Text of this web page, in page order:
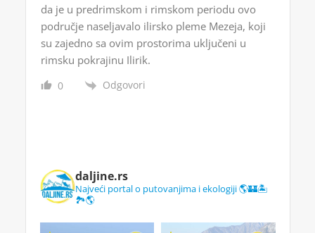
da je u predrimskom i rimskom periodu ovo
područje naseljavalo ilirsko pleme Mezeja, koji
su zajedno sa ovim prostorima uključeni u
rimsku pokrajinu Ilirik.
0 Odgovori
daljine.rs
Najveći portal o putovanjima i ekologiji 🌎🏰🏝️
🏞️🌎